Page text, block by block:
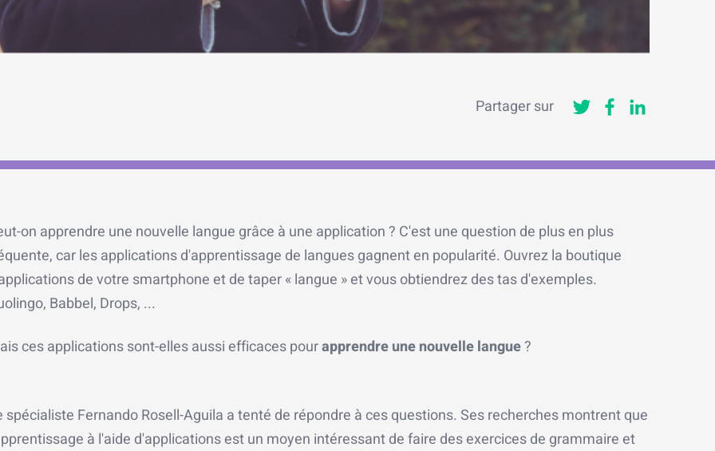
Partager sur
on apprendre une nouvelle langue grâce à une application ? C'est une question de plus en plus
car les applications d'apprentissage de langues gagnent en popularité. Ouvrez la boutique
de votre smartphone et de taper « langue » et vous obtiendrez des tas d'exemples.
Babbel, Drops, ...
ces applications sont-elles aussi efficaces pourapprendre une nouvelle langue?
spécialiste Fernando Rosell-Aguila a tenté de répondre à ces questions. Ses recherches montrent que
à l'aide d'applications est un moyen intéressant de faire des exercices de grammaire et